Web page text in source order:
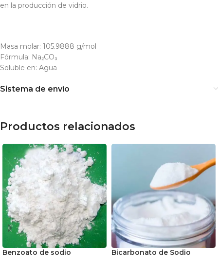
en la producción de vidrio.
Masa molar: 105.9888 g/mol
Fórmula: Na₂CO₃
Soluble en: Agua
Sistema de envío
Productos relacionados
Benzoato de sodio Bicarbonato de Sodio